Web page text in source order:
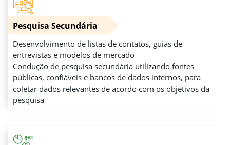
Pesquisa Secundária
Desenvolvimento de listas de contatos, guias de
entrevistas e modelos de mercado
Condução de pesquisa secundária utilizando fontes
públicas, confiáveis e bancos de dados internos, para
coletar dados relevantes de acordo com os objetivos da
pesquisa